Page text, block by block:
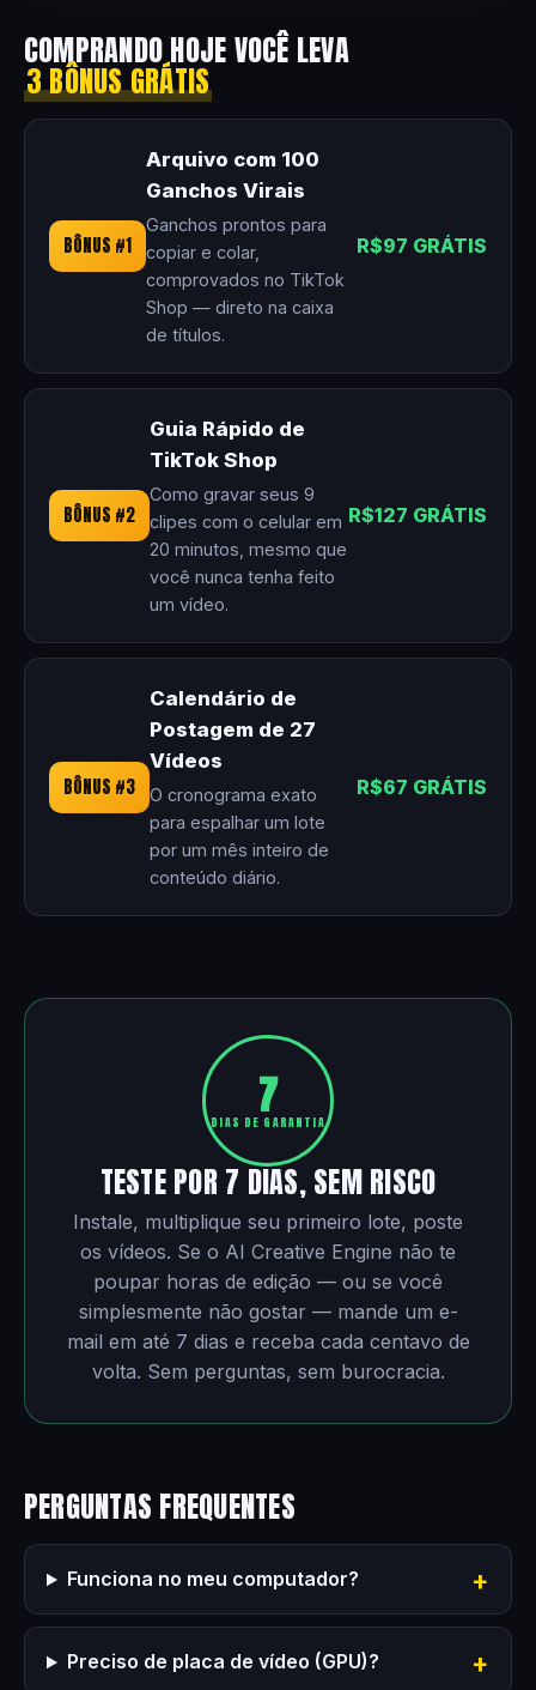
COMPRANDO HOJE VOCÊ LEVA
3 BÔNUS GRÁTIS
BÔNUS #1
Arquivo com 100
Ganchos Virais
Ganchos prontos para
copiar e colar,
comprovados no TikTok
Shop — direto na caixa
de títulos.
R$97 GRÁTIS
BÔNUS #2
Guia Rápido de
TikTok Shop
Como gravar seus 9
clipes com o celular em
20 minutos, mesmo que
você nunca tenha feito
um vídeo.
R$127 GRÁTIS
BÔNUS #3
Calendário de
Postagem de 27
Vídeos
O cronograma exato
para espalhar um lote
por um mês inteiro de
conteúdo diário.
R$67 GRÁTIS
7
DIAS DE GARANTIA
TESTE POR 7 DIAS, SEM RISCO
Instale, multiplique seu primeiro lote, poste
os vídeos. Se o AI Creative Engine não te
poupar horas de edição — ou se você
simplesmente não gostar — mande um e-
mail em até 7 dias e receba cada centavo de
volta. Sem perguntas, sem burocracia.
PERGUNTAS FREQUENTES
Funciona no meu computador?
Preciso de placa de vídeo (GPU)?